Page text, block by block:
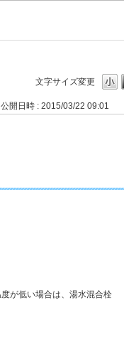
文字サイズ変更
公開日時 : 2015/03/22 09:01
が低い場合は、湯水混合栓